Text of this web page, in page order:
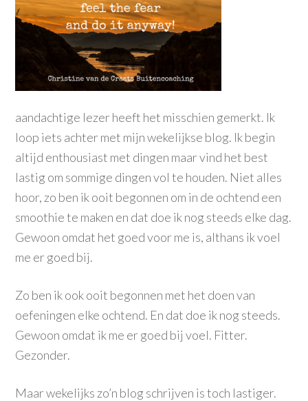
aandachtige lezer heeft het misschien gemerkt. Ik
loop iets achter met mijn wekelijkse blog. Ik begin
altijd enthousiast met dingen maar vind het best
lastig om sommige dingen vol te houden. Niet alles
hoor, zo ben ik ooit begonnen om in de ochtend een
smoothie te maken en dat doe ik nog steeds elke dag.
Gewoon omdat het goed voor me is, althans ik voel
me er goed bij.
Zo ben ik ook ooit begonnen met het doen van
oefeningen elke ochtend. En dat doe ik nog steeds.
Gewoon omdat ik me er goed bij voel. Fitter.
Gezonder.
Maar wekelijks zo’n blog schrijven is toch lastiger.